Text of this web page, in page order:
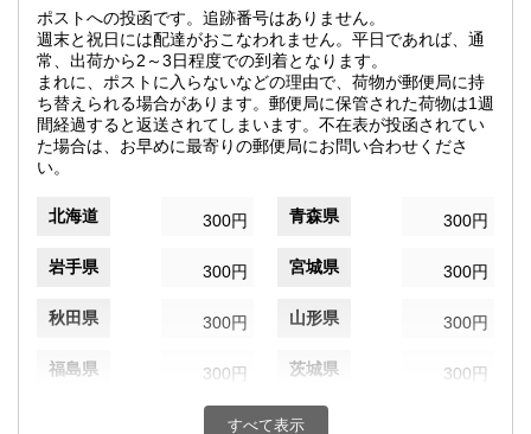
ポストへの投函です。追跡番号はありません。
週末と祝日には配達がおこなわれません。平日であれば、通
常、出荷から2～3日程度での到着となります。
まれに、ポストに入らないなどの理由で、荷物が郵便局に持
ち替えられる場合があります。郵便局に保管された荷物は1週
間経過すると返送されてしまいます。不在表が投函されてい
た場合は、お早めに最寄りの郵便局にお問い合わせくださ
い。
北海道 300円 青森県 300円
岩手県 300円 宮城県 300円
秋田県 300円 山形県 300円
福島県 300円 茨城県 300円
300円 群馬県
すべて表示